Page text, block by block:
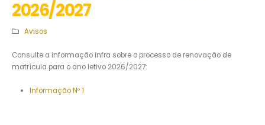
2026/2027
Avisos
Consulte a informação infra sobre o processo de renovação de
matrícula para o ano letivo 2026/2027:
Informação Nº 1